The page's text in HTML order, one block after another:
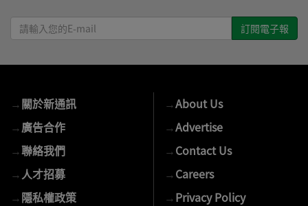
請
輸
E-
mail
→關於新通訊
→廣告合作
→聯絡我們
→ 人才招募
→隱私權政策
→About Us
→Advertise
→Contact Us
→Careers
→Privacy Policy